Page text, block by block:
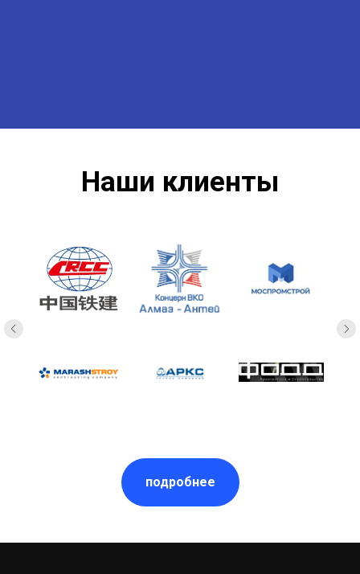
Наши клиенты
подробнее